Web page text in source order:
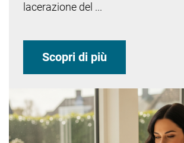
lacerazione del ...
Scopri di più